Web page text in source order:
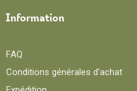
Information
FAQ
Conditions générales d'achat